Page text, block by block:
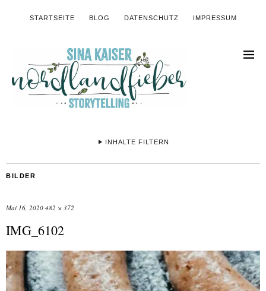
STARTSEITE BLOG DATENSCHUTZ IMPRESSUM
INHALTE FILTERN
BILDER
Mai 16, 2020 482 × 372
IMG_6102